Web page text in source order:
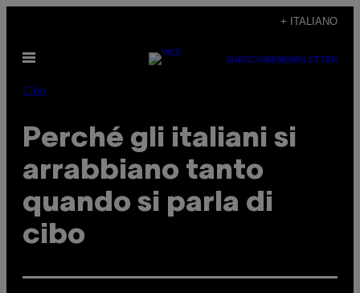
contenuto
+ ITALIANO
Apri
SUBSCRIBENEWSLETTER
Cibo
Perché gli italiani si
arrabbiano tanto
quando si parla di
cibo